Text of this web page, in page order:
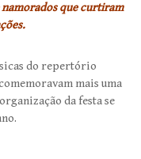
que curtiram
do repertório
mais uma
da festa se